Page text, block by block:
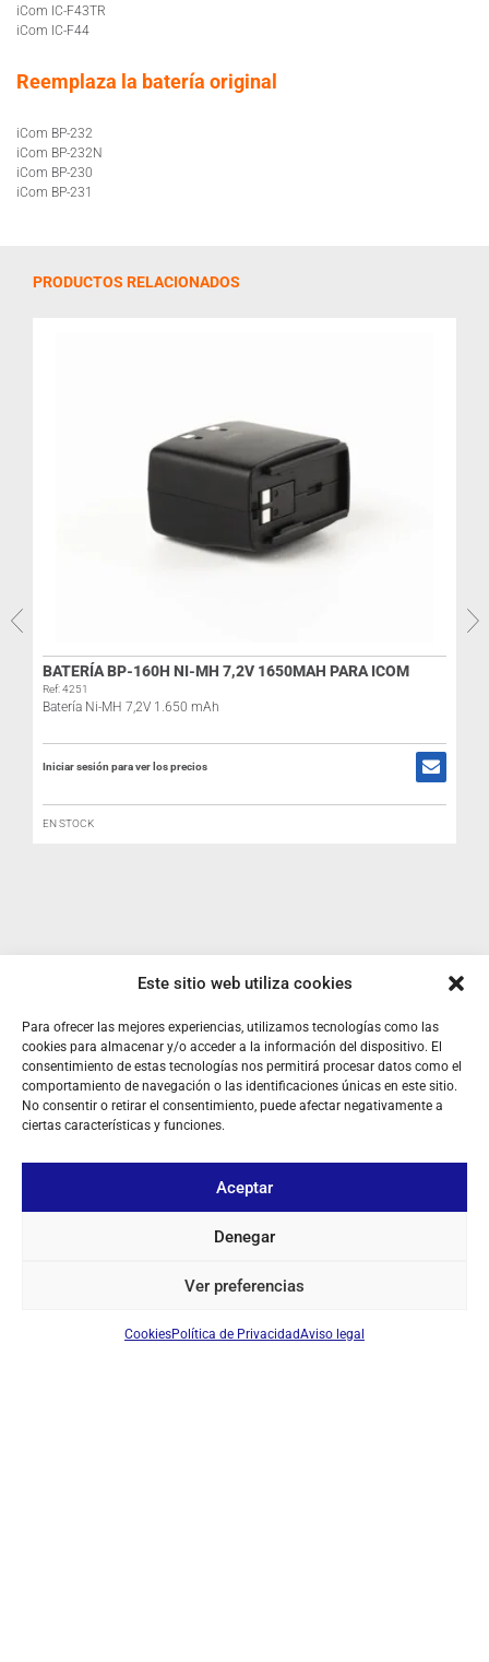
Este sitio web utiliza cookies
Para ofrecer las mejores experiencias, utilizamos tecnologías como las
cookies para almacenar y/o acceder a la información del dispositivo. El
consentimiento de estas tecnologías nos permitirá procesar datos como el
comportamiento de navegación o las identificaciones únicas en este sitio.
No consentir o retirar el consentimiento, puede afectar negativamente a
ciertas características y funciones.
Aceptar
Denegar
Ver preferencias
CookiesPolítica de PrivacidadAviso legal
iCom IC-F43TR
iCom IC-F44
Reemplaza la batería original
iCom BP-232
iCom BP-232N
iCom BP-230
iCom BP-231
PRODUCTOS RELACIONADOS
BATERÍA BP-160H NI-MH 7,2V 1650MAH PARA ICOM
Ref: 4251
Batería Ni-MH 7,2V 1.650 mAh
Iniciar sesión para ver los precios
EN STOCK